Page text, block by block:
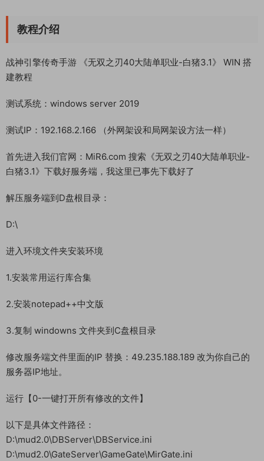
教程介绍
战神引擎传奇手游 《无双之刃40大陆单职业-白猪3.1》 WIN 搭
建教程
测试系统：windows server 2019
测试IP：192.168.2.166 （外网架设和局网架设方法一样）
首先进入我们官网：MiR6.com 搜索《无双之刃40大陆单职业-
白猪3.1》下载好服务端，我这里已事先下载好了
解压服务端到D盘根目录：
D:\
进入环境文件夹安装环境
1.安装常用运行库合集
2.安装notepad++中文版
3.复制 windowns 文件夹到C盘根目录
修改服务端文件里面的IP 替换：49.235.188.189 改为你自己的
服务器IP地址。
运行【0-一键打开所有修改的文件】
以下是具体文件路径：
D:\mud2.0\DBServer\DBService.ini
D:\mud2.0\GateServer\GameGate\MirGate.ini